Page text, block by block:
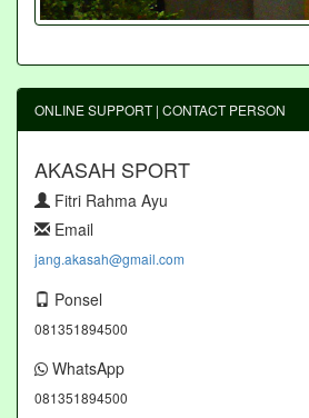
ONLINE SUPPORT | CONTACT PERSON
AKASAH SPORT
Fitri Rahma Ayu
Email
jang.akasah@gmail.com
Ponsel
081351894500
WhatsApp
081351894500